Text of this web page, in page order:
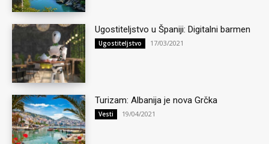
Ugostiteljstvo u Španiji: Digitalni barmen
Ugostiteljstvo 17/03/2021
Turizam: Albanija je nova Grčka
Vesti 19/04/2021